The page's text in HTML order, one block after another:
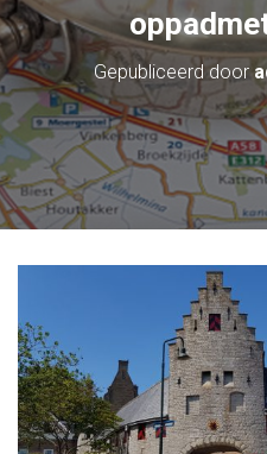
Gepubliceerd door